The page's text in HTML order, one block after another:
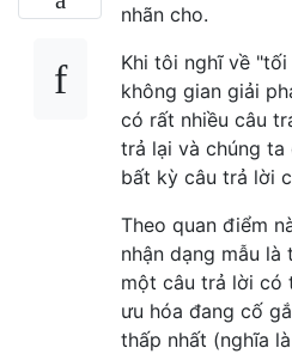
nhãn cho.
Khi tôi nghĩ về
không gian giải
có rất nhiều câu
trả lại và chúng
bất kỳ câu trả lời
Theo quan điểm
nhận dạng mẫu
một câu trả lời có
ưu hóa đang cố
thấp nhất (nghĩa